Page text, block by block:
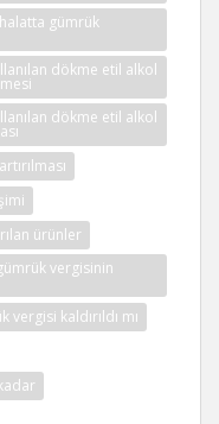
gümrük
dökme etil alkol
dökme etil alkol
ürünler
vergisinin
kaldırıldı mı